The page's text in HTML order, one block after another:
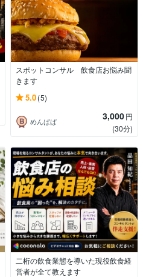
スポットコンサル 飲食店お悩み聞
きます
5.0(5)
めんぱぱ 3,000円
(30分)
二桁の飲食業態を導いた現役飲食経
営者が全て教えます